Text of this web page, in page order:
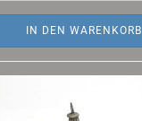
IN DEN WARENKORB